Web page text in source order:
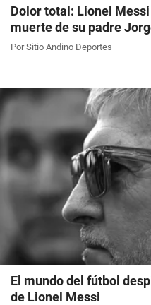
Dolor total: Lionel
muerte de su padre
Por Sitio Andino Deportes
El mundo del fútbol
de Lionel Messi